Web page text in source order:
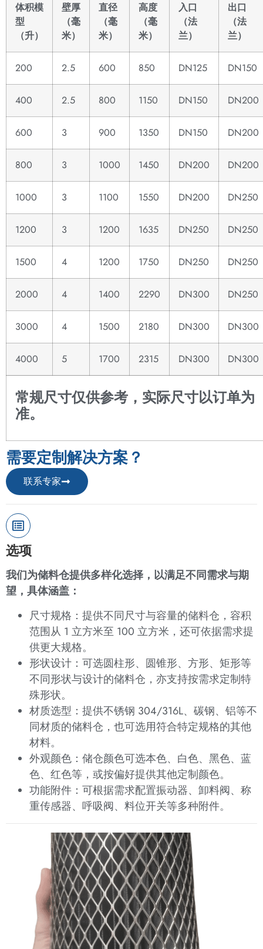
体积模
型
（升）
壁厚
（毫
米）
直径
（毫
米）
高度
（毫
米）
入口
（法
兰）
出口
（法
兰）
200 2.5 600 850 DN125 DN150
400 2.5 800 1150 DN150 DN200
600 3 900 1350 DN150 DN200
800 3 1000 1450 DN200 DN200
1000 3 1100 1550 DN200 DN250
1200 3 1200 1635 DN250 DN250
1500 4 1200 1750 DN250 DN250
2000 4 1400 2290 DN300 DN250
3000 4 1500 2180 DN300 DN300
4000 5 1700 2315 DN300 DN300
常规尺寸仅供参考，实际尺寸以订单为
准。
需要定制解决方案？
联系专家
选项
我们为储料仓提供多样化选择，以满足不同需求与期
望，具体涵盖：
尺寸规格：提供不同尺寸与容量的储料仓，容积
范围从 1 立方米至 100 立方米，还可依据需求提
供更大规格。
形状设计：可选圆柱形、圆锥形、方形、矩形等
不同形状与设计的储料仓，亦支持按需求定制特
殊形状。
材质选型：提供不锈钢 304/316L、碳钢、铝等不
同材质的储料仓，也可选用符合特定规格的其他
材料。
外观颜色：储仓颜色可选本色、白色、黑色、蓝
色、红色等，或按偏好提供其他定制颜色。
功能附件：可根据需求配置振动器、卸料阀、称
重传感器、呼吸阀、料位开关等多种附件。